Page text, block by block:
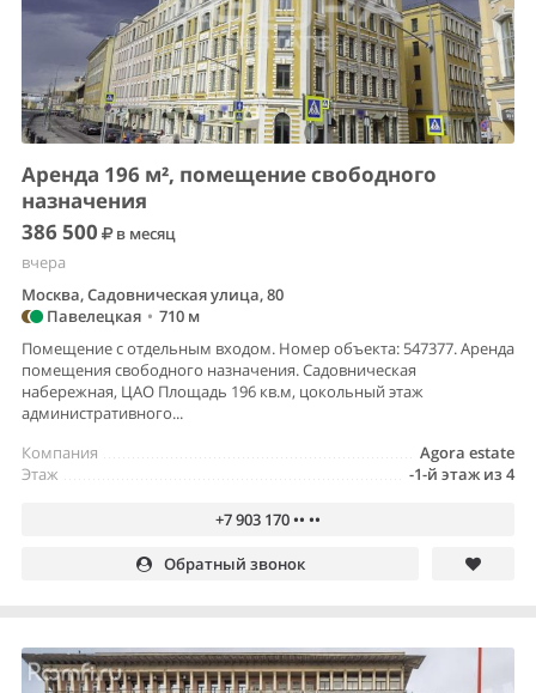
Аренда 196 м², помещение свободного
назначения
386 500
в месяц
вчера
Москва, Садовническая улица, 80
Павелецкая • 710 м
Помещение с отдельным входом. Номер объекта: 547377. Аренда
помещения свободного назначения. Садовническая
набережная, ЦАО Площадь 196 кв.м, цокольный этаж
административного...
Agora estate
Компания
-1-й этаж из 4
Этаж
+7 903 170 •• ••
Обратный звонок